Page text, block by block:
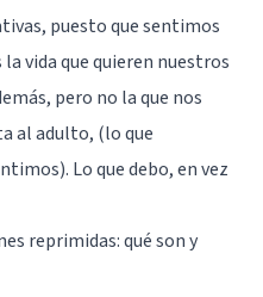
puesto que sentimos
vida que quieren nuestros
pero no la que nos
al adulto, (lo que
Lo que debo, en vez
reprimidas: qué son y